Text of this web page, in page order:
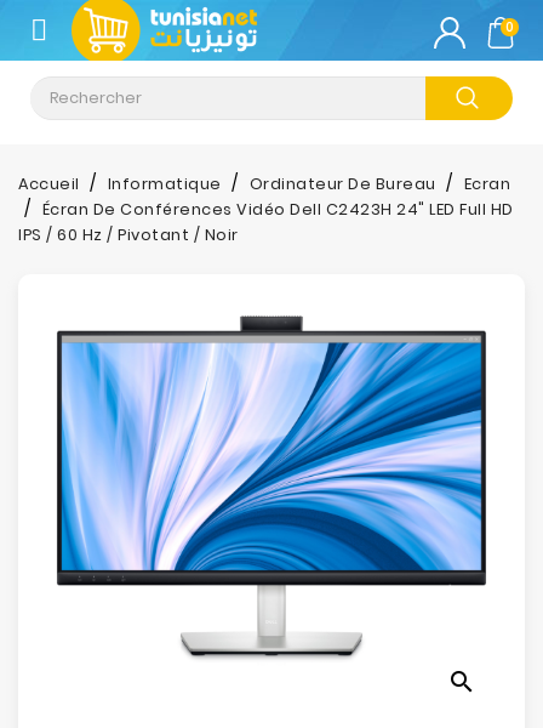
CATÉGORIE
Climatisation
Informatique
Téléphonie
Impression
Stockage
Son-
Photos
Electroménager
0
Accueil Informatique Ordinateur De Bureau
Ecran
Écran De Conférences Vidéo Dell C2423H 24" LED Full HD
IPS / 60 Hz / Pivotant / Noir
search